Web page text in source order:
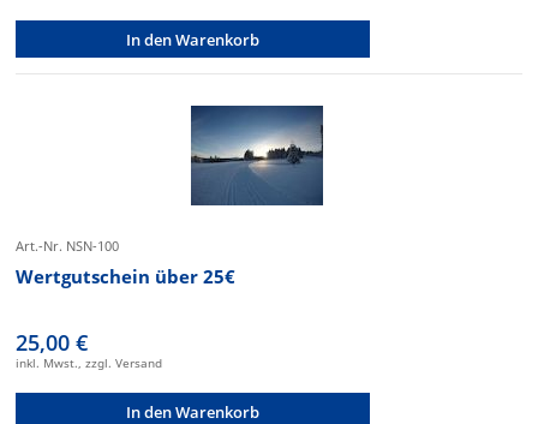
In den Warenkorb
Art.-Nr. NSN-100
Wertgutschein über 25€
25,00 €
inkl. Mwst., zzgl. Versand
In den Warenkorb